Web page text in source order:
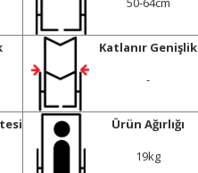
Katlanır Genişlik
-
Ürün Ağırlığı
19kg